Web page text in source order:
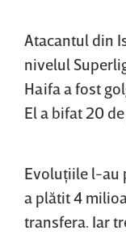
Atacantul din
nivelul
Haifa a fost
El a bifat 20
Evoluţiile l-au
a plătit 4
transfera. Iar